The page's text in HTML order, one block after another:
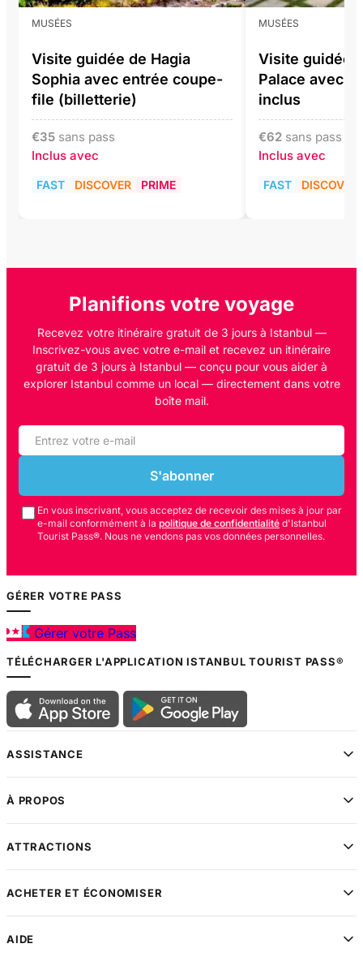
MUSÉES
Visite guidée de Hagia
Sophia avec entrée coupe-
file (billetterie)
€35 sans pass
Inclus avec
FAST DISCOVER PRIME
MUSÉES
Visite guidée
Palace avec
inclus
€62 sans pass
Inclus avec
FAST DISCOVER
Planifions votre voyage
Recevez votre itinéraire gratuit de 3 jours à Istanbul —
Inscrivez-vous avec votre e-mail et recevez un itinéraire
gratuit de 3 jours à Istanbul — conçu pour vous aider à
explorer Istanbul comme un local — directement dans votre
boîte mail.
S'abonner
En vous inscrivant, vous acceptez de recevoir des mises à jour par
e-mail conformément à la politique de confidentialité d'Istanbul
Tourist Pass®. Nous ne vendons pas vos données personnelles.
GÉRER VOTRE PASS
Gérer votre Pass
TÉLÉCHARGER L'APPLICATION ISTANBUL TOURIST PASS®
ASSISTANCE
À PROPOS
ATTRACTIONS
ACHETER ET ÉCONOMISER
AIDE